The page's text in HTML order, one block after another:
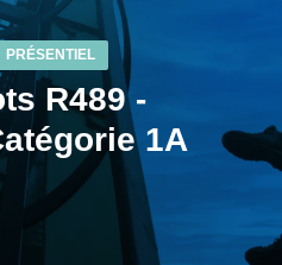
PRÉSENTIEL
R489 -
1A